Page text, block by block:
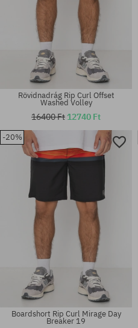
Elérhető méretek:
Rövidnadrág Rip Curl Offset
Washed Volley
16400 Ft 12740 Ft
-20%
Boardshort Rip Curl Mirage Day
Breaker 19